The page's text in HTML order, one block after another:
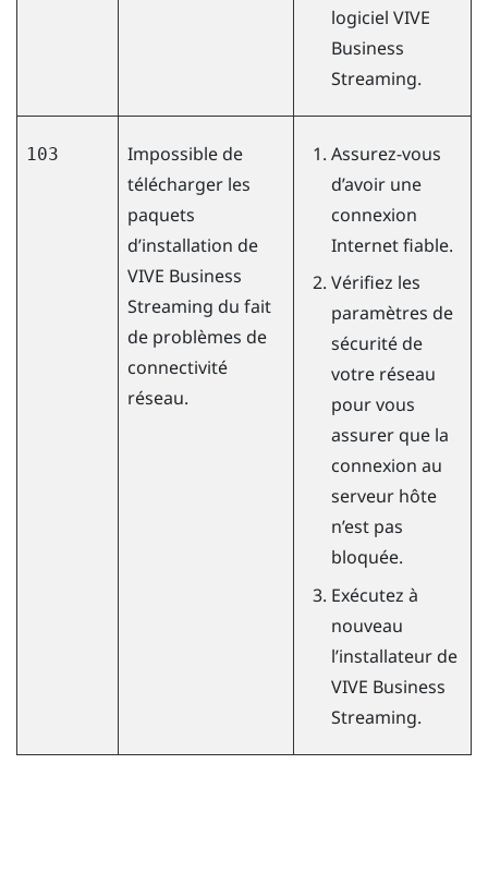
logiciel VIVE
Business
Streaming.
103
Impossible de
télécharger les
paquets
d’installation de
VIVE Business
Streaming du fait
de problèmes de
connectivité
réseau.
Assurez-vous
d’avoir une
connexion
Internet fiable.
Vérifiez les
paramètres de
sécurité de
votre réseau
pour vous
assurer que la
connexion au
serveur hôte
n’est pas
bloquée.
Exécutez à
nouveau
l’installateur de
VIVE Business
Streaming.